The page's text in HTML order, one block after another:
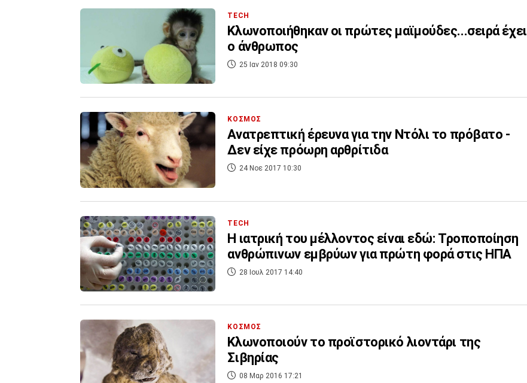
TECH
Κλωνοποιήθηκαν οι πρώτες μαϊμούδες...σειρά έχει
ο άνθρωπος
25 Ιαν 2018 09:30
ΚΟΣΜΟΣ
Ανατρεπτική έρευνα για την Ντόλι το πρόβατο -
Δεν είχε πρόωρη αρθρίτιδα
24 Νοε 2017 10:30
TECH
Η ιατρική του μέλλοντος είναι εδώ: Τροποποίηση
ανθρώπινων εμβρύων για πρώτη φορά στις ΗΠΑ
28 Ιουλ 2017 14:40
ΚΟΣΜΟΣ
Κλωνοποιούν το προϊστορικό λιοντάρι της
Σιβηρίας
08 Μαρ 2016 17:21